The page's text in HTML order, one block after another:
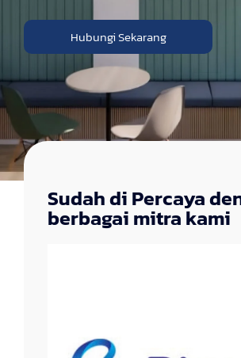
Hubungi Sekarang
Sudah di Percaya
berbagai mitra kami